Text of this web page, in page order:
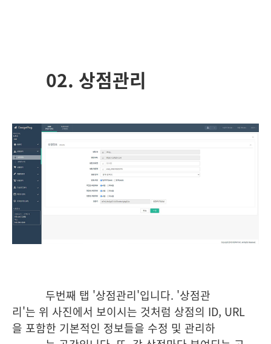
02. 상점관리
두번째 탭 '상점관리'입니다. '상점관
리'는 위 사진에서 보이시는 것처럼 상점의 ID, URL
을 포함한 기본적인 정보들을 수정 및 관리하